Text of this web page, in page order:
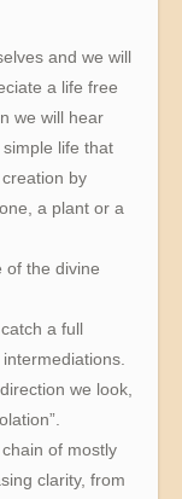
and we will
a life free
we will hear
simple life that
by
a plant or a
of the divine
a full
we look,
of mostly
clarity, from